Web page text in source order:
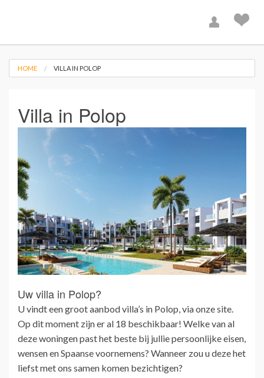
HOME VILLA IN POLOP
Villa in Polop
Uw villa in Polop?
U vindt een groot aanbod villa’s in Polop, via onze site.
Op dit moment zijn er al 18 beschikbaar! Welke van al
deze woningen past het beste bij jullie persoonlijke eisen,
wensen en Spaanse voornemens? Wanneer zou u deze het
liefst met ons samen komen bezichtigen?